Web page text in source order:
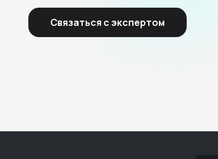
Связаться с экспертом